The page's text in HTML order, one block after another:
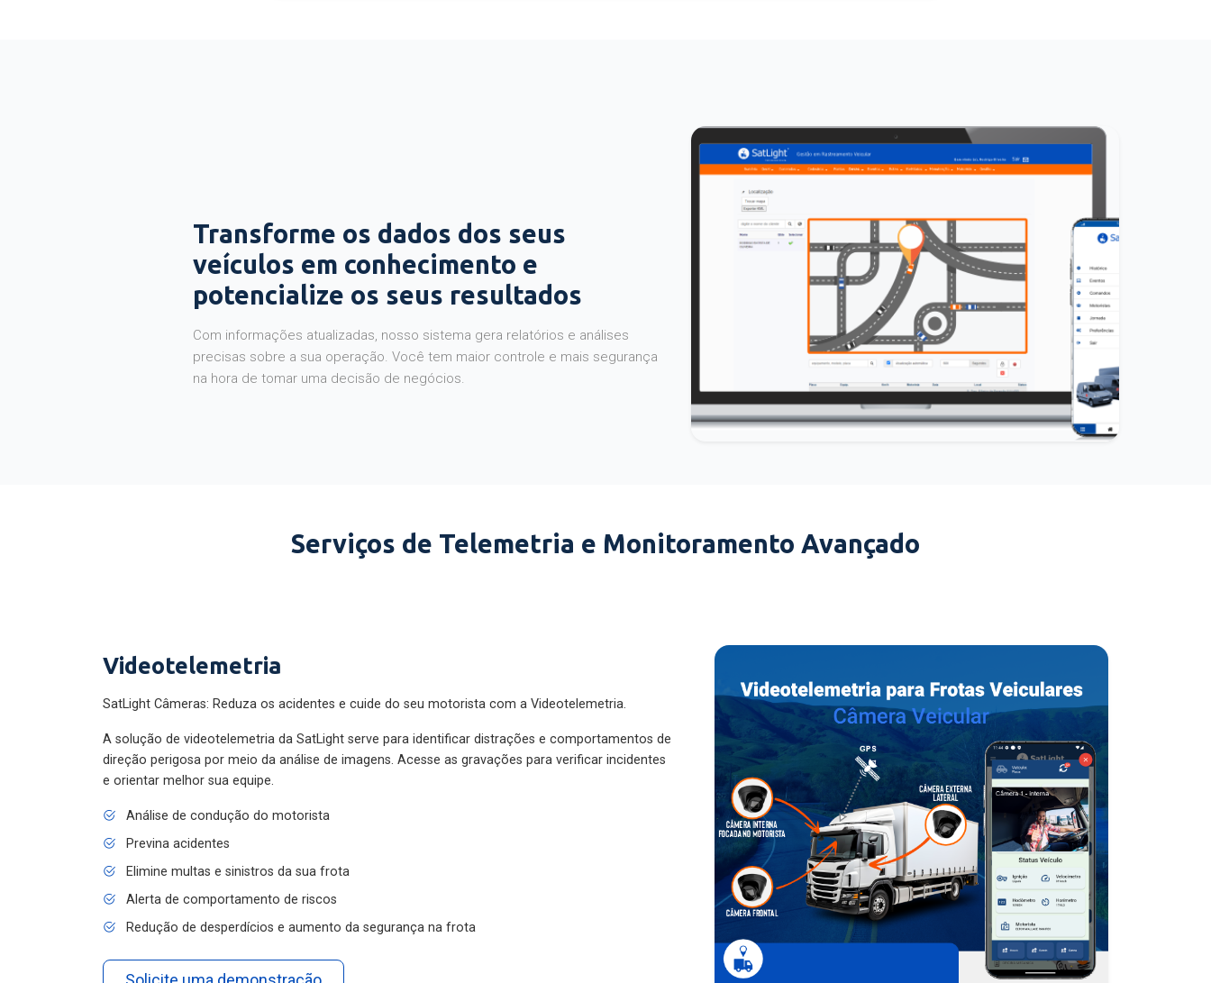
Transforme os dados dos seus
veículos em conhecimento e
potencialize os seus resultados
Com informações atualizadas, nosso sistema gera relatórios e análises
precisas sobre a sua operação. Você tem maior controle e mais segurança
na hora de tomar uma decisão de negócios.
Serviços de Telemetria e Monitoramento Avançado
Videotelemetria
SatLight Câmeras: Reduza os acidentes e cuide do seu motorista com a Videotelemetria.
A solução de videotelemetria da SatLight serve para identificar distrações e comportamentos de
direção perigosa por meio da análise de imagens. Acesse as gravações para verificar incidentes
e orientar melhor sua equipe.
Análise de condução do motorista
Previna acidentes
Elimine multas e sinistros da sua frota
Alerta de comportamento de riscos
Redução de desperdícios e aumento da segurança na frota
Solicite uma demonstração